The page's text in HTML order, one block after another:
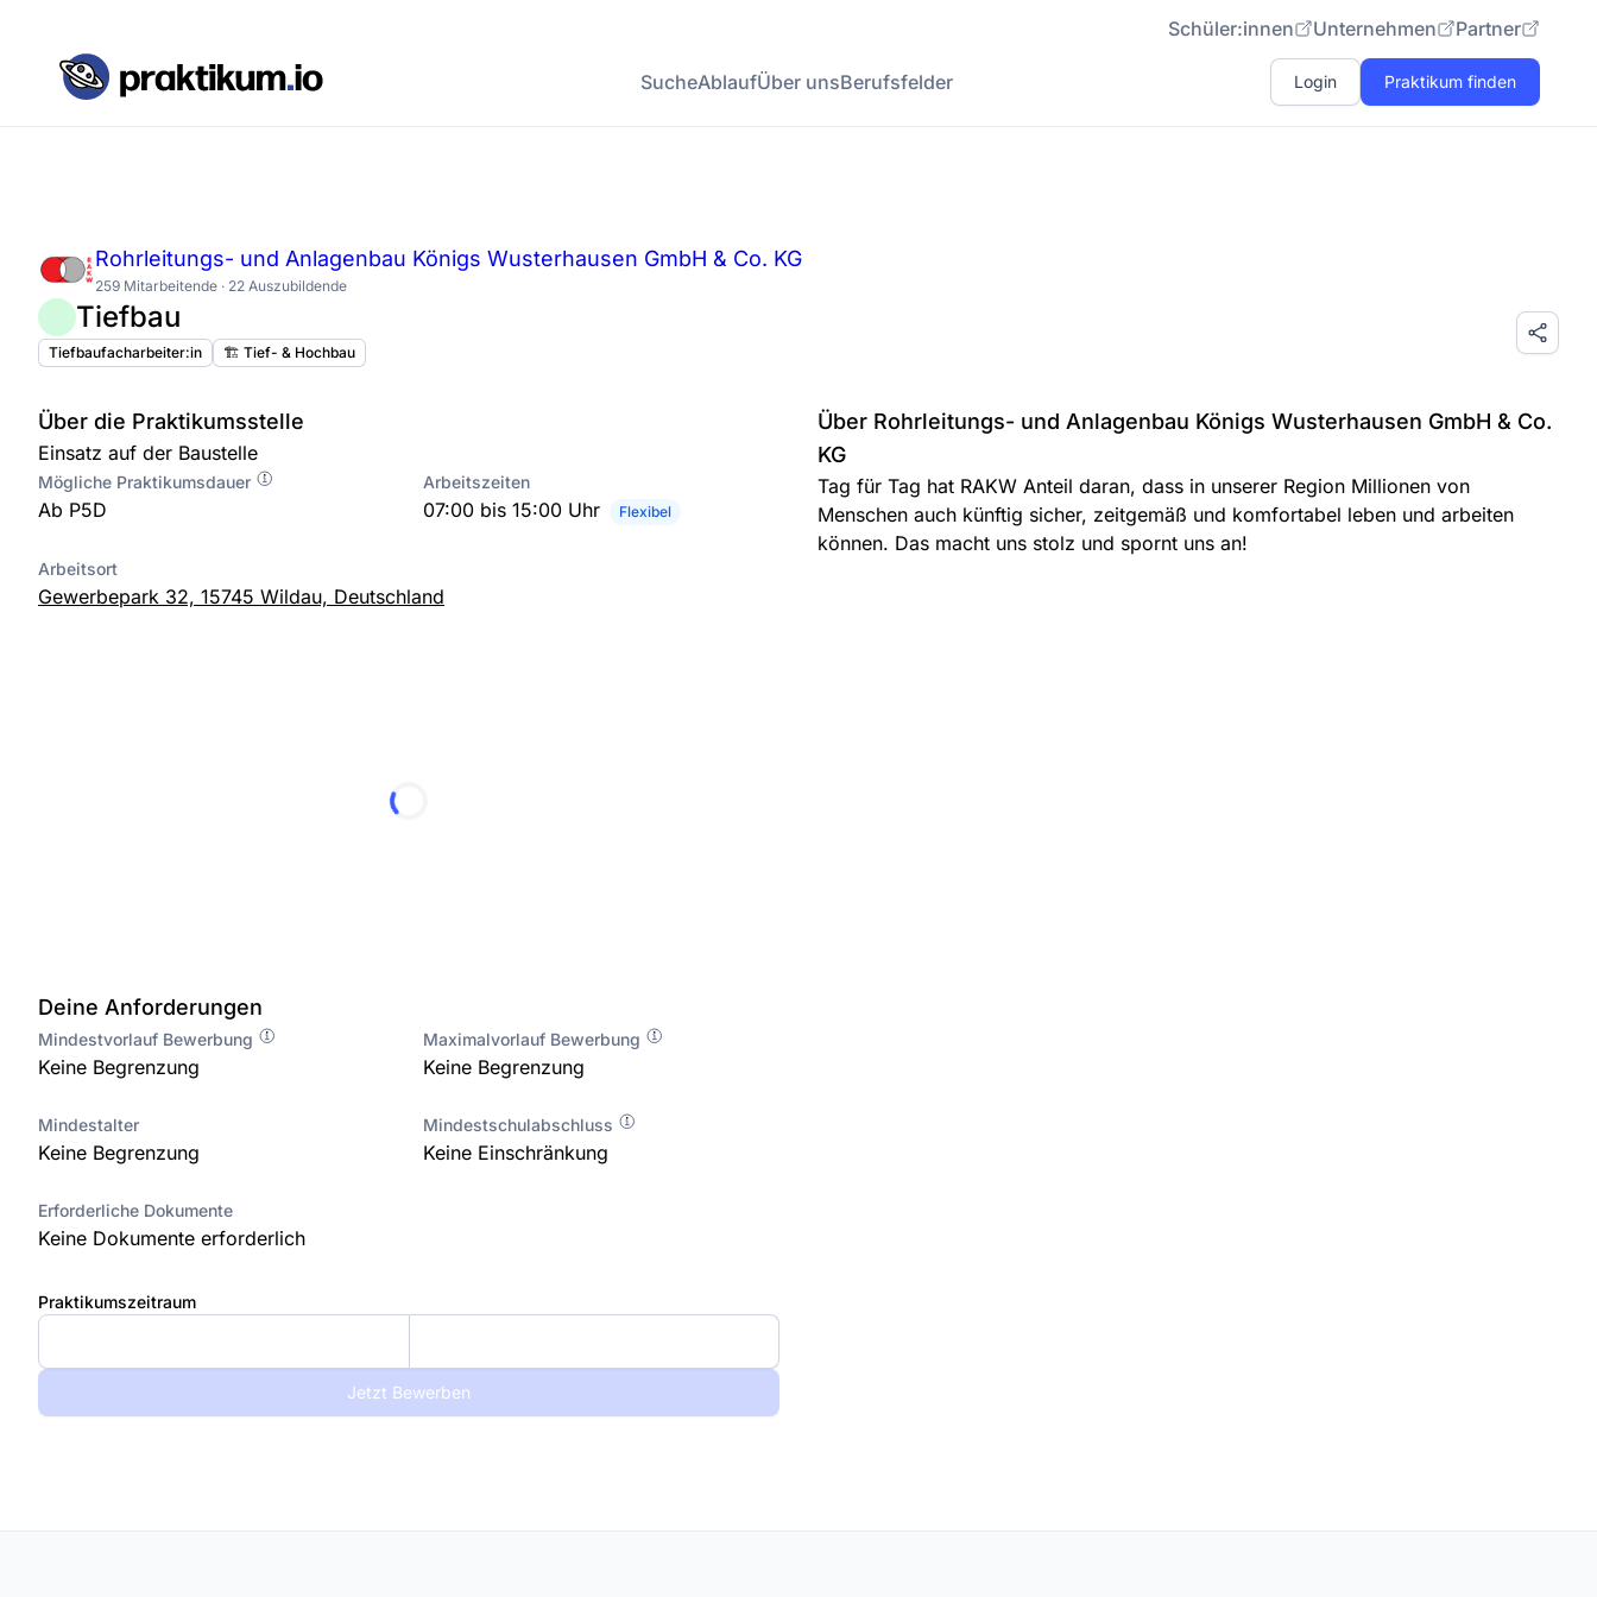
Schüler:innen Unternehmen Partner
SucheAblaufÜber unsBerufsfelder Login Praktikum finden
Rohrleitungs- und Anlagenbau Königs Wusterhausen GmbH & Co. KG
259 Mitarbeitende · 22 Auszubildende
Tiefbau
Tiefbaufacharbeiter:in 🏗️ Tief- & Hochbau
Über die Praktikumsstelle
Einsatz auf der Baustelle
Mögliche Praktikumsdauer
Ab P5D
Arbeitszeiten
07:00 bis 15:00 Uhr Flexibel
Arbeitsort
Gewerbepark 32, 15745 Wildau, Deutschland
Deine Anforderungen
Mindestvorlauf Bewerbung
Keine Begrenzung
Maximalvorlauf Bewerbung
Keine Begrenzung
Mindestalter
Keine Begrenzung
Mindestschulabschluss
Keine Einschränkung
Erforderliche Dokumente
Keine Dokumente erforderlich
Über Rohrleitungs- und Anlagenbau Königs Wusterhausen GmbH & Co.
KG
Tag für Tag hat RAKW Anteil daran, dass in unserer Region Millionen von
Menschen auch künftig sicher, zeitgemäß und komfortabel leben und arbeiten
können. Das macht uns stolz und spornt uns an!
Praktikumszeitraum
Jetzt Bewerben